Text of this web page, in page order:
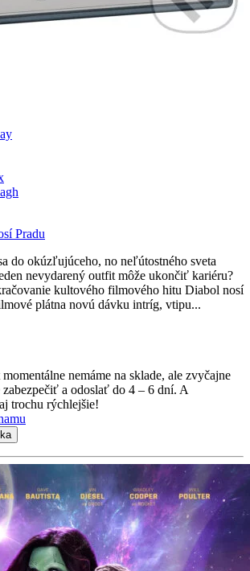
Pradu
do okúzľujúceho, no neľútostného sveta
nevydarený outfit môže ukončiť kariéru?
kultového filmového hitu Diabol nosí
plátna novú dávku intríg, vtipu...
nemáme na sklade, ale zvyčajne
a odoslať do 4 – 6 dní. A
trochu rýchlejšie!